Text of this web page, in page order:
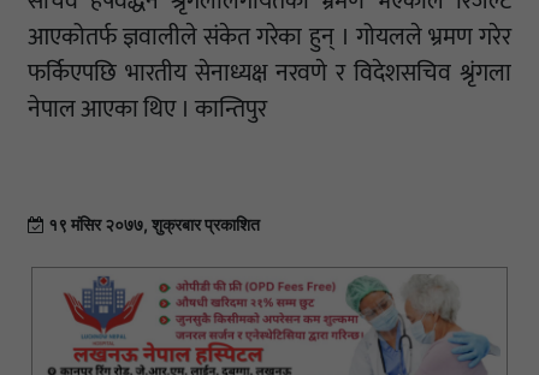
आएकोतर्फ ज्ञवालीले संकेत गरेका हुन् । गोयलले भ्रमण गरेर
फर्किएपछि भारतीय सेनाध्यक्ष नरवणे र विदेशसचिव श्रृंगला
नेपाल आएका थिए । कान्तिपुर
१९ मंसिर २०७७, शुक्रबार प्रकाशित